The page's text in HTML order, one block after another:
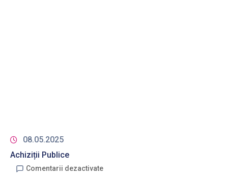
08.05.2025
Achiziții Publice
Comentarii dezactivate